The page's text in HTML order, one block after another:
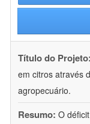
Título do Projeto:
em citros através
agropecuário.
Resumo: O